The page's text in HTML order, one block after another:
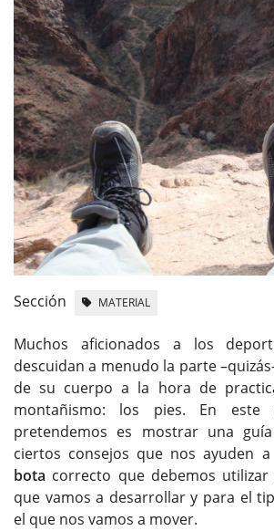
Sección MATERIAL
Muchos aficionados a los
descuidan a menudo la parte
de su cuerpo a la hora de
montañismo: los pies. En
pretendemos es mostrar una
ciertos consejos que nos ayuden
bota correcto que debemos
que vamos a desarrollar y para el
el que nos vamos a mover.